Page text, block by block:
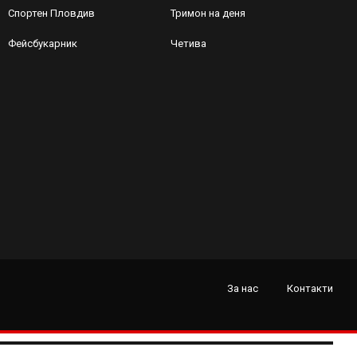
Спортен Пловдив Тримон на деня
Фейсбукарник Четива
За нас Контакти